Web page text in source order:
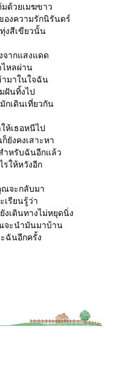
ด้วยเมฆขาว
องความรักนิรันดร์
งสีเขียวนั้น
จากแสงแดด
หลผ่าน
มาในใจฉัน
ฝันทิ้งไป
กเดินเที่ยวกัน
ห้เธอหนีไป
งคงเสาะหา
ำหรับฉันอีกแล้ว
รให้หวังอีก
จะกลับมา
รียนรู้ว่า
เดินทางไม่หยุดนิ่ง
จะนำมันมาบ้าน
ฉันอีกครั้ง